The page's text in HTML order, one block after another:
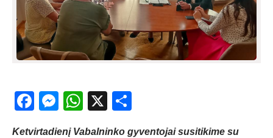
Facebook
Messenger
WhatsApp
X
Ketvirtadienį Vabalninko gyventojai susitikime su